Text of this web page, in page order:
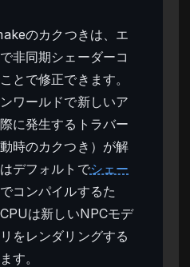
のカクつきは、エ
非同期シェーダーコ
とで修正できます。
ワールドで新しいア
に発生するトラバー
時のカクつき）が解
デフォルトでシェー
コンパイルするた
は新しいNPCモデ
をレンダリングする
す。